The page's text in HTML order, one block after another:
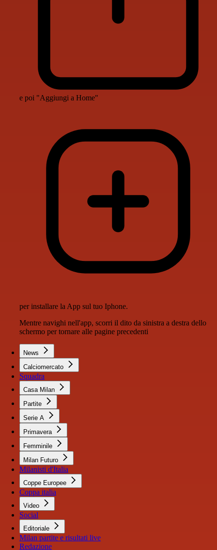
e poi "Aggiungi a Home"
per installare la App sul tuo Iphone.
Mentre navighi nell'app, scorri il dito da sinistra a destra dello
schermo per tornare alle pagine precedenti
News
Calciomercato
Squadra
Casa Milan
Partite
Serie A
Primavera
Femminile
Milan Futuro
Milanisti d'Italia
Coppe Europee
Coppa italia
Video
Social
Editoriale
Milan partite e risultati live
Redazione